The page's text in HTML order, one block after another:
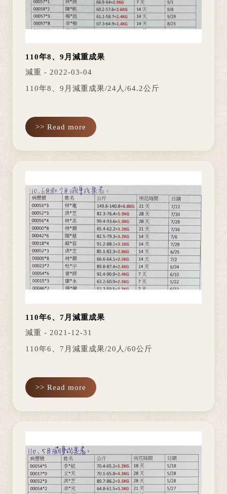
110年8、9月減重成果
減重 - 2022-03-04
110年8、9月減重成果/24人/64.2公斤
>> Read more
110年6、7月減重成果
減重 - 2021-12-31
110年6、7月減重成果/20人/60公斤
>> Read more